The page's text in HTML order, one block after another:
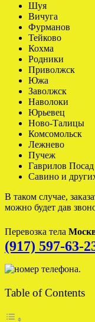
Шуя
Вичуга
Фурманов
Тейково
Кохма
Родники
Приволжск
Южа
Заволжск
Наволоки
Юрьевец
Ново-Талицы
Комсомольск
Лежнево
Пучеж
Гаврилов Посад
Савино и
В таком случае,
можно будет дав
Перевозка тела
(917) 597-63-
Table of Contents